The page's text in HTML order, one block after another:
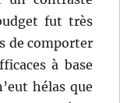
fut très
de comporter
à base
hélas que